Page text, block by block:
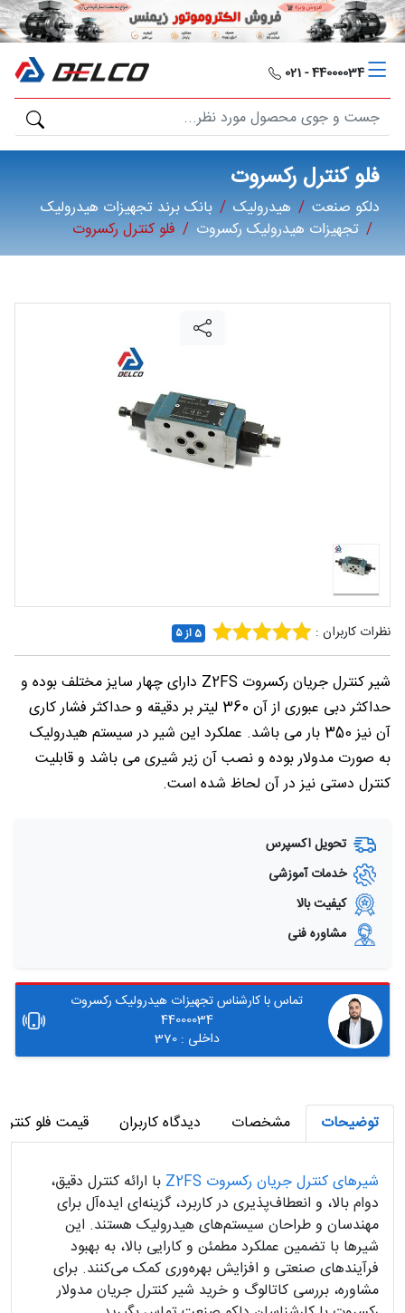
دلکو
صنعت
محصولات
مصارف
صنعتی
مقالات
درباره
ما
44000034 - 021
فلو کنترل رکسروت
دلکو صنعت هیدرولیک
بانک برند تجهیزات هیدرولیک
تجهیزات هیدرولیک رکسروت
فلو کنترل رکسروت
نظرات کاربران : 5 از ۵
شیر کنترل جریان رکسروت Z2FS دارای چهار سایز مختلف بوده و
حداکثر دبی عبوری از آن 360 لیتر بر دقیقه و حداکثر فشار کاری
آن نیز 350 بار می باشد. عملکرد این شیر در سیستم هیدرولیک
به صورت مدولار بوده و نصب آن زیر شیری می باشد و قابلیت
کنترل دستی نیز در آن لحاظ شده است.
تحویل اکسپرس
خدمات آموزشی
کیفیت بالا
مشاوره فنی
تماس با کارشناس تجهیزات هیدرولیک رکسروت
44000034
داخلی : 370
توضیحات مشخصات دیدگاه کاربران قیمت فلو
شیرهای کنترل جریان رکسروت Z2FS
با ارائه کنترل دقیق،
دوام بالا، و انعطاف‌پذیری در کاربرد، گزینه‌ای ایده‌آل برای
مهندسان و طراحان سیستم‌های هیدرولیک هستند. این
شیرها با تضمین عملکرد مطمئن و کارایی بالا، به بهبود
فرآیندهای صنعتی و افزایش بهره‌وری کمک می‌کنند. برای
مشاوره، بررسی کاتالوگ و خرید شیر کنترل جریان مدولار